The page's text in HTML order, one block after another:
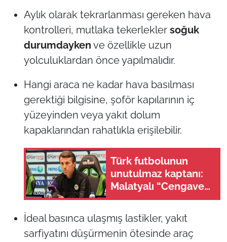
Aylık olarak tekrarlanması gereken hava
kontrolleri, mutlaka tekerlekler soğuk
durumdayken ve özellikle uzun
yolculuklardan önce yapılmalıdır.
Hangi araca ne kadar hava basılması
gerektiği bilgisine, şoför kapılarının iç
yüzeyinden veya yakıt dolum
kapaklarından rahatlıkla erişilebilir.
Türk futbolunun
unutulmaz kaptanı:
Malatyalı “Cengaver”
Bülent Korkmaz’ın
ilham veren hikayesi
İdeal basınca ulaşmış lastikler, yakıt
sarfiyatını düşürmenin ötesinde araç